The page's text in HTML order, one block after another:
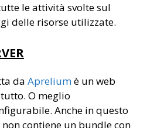
le attività svolte sul
delle risorse utilizzate.
da Apreliumè un web
O meglio
Anche in questo
non contiene un bundle con